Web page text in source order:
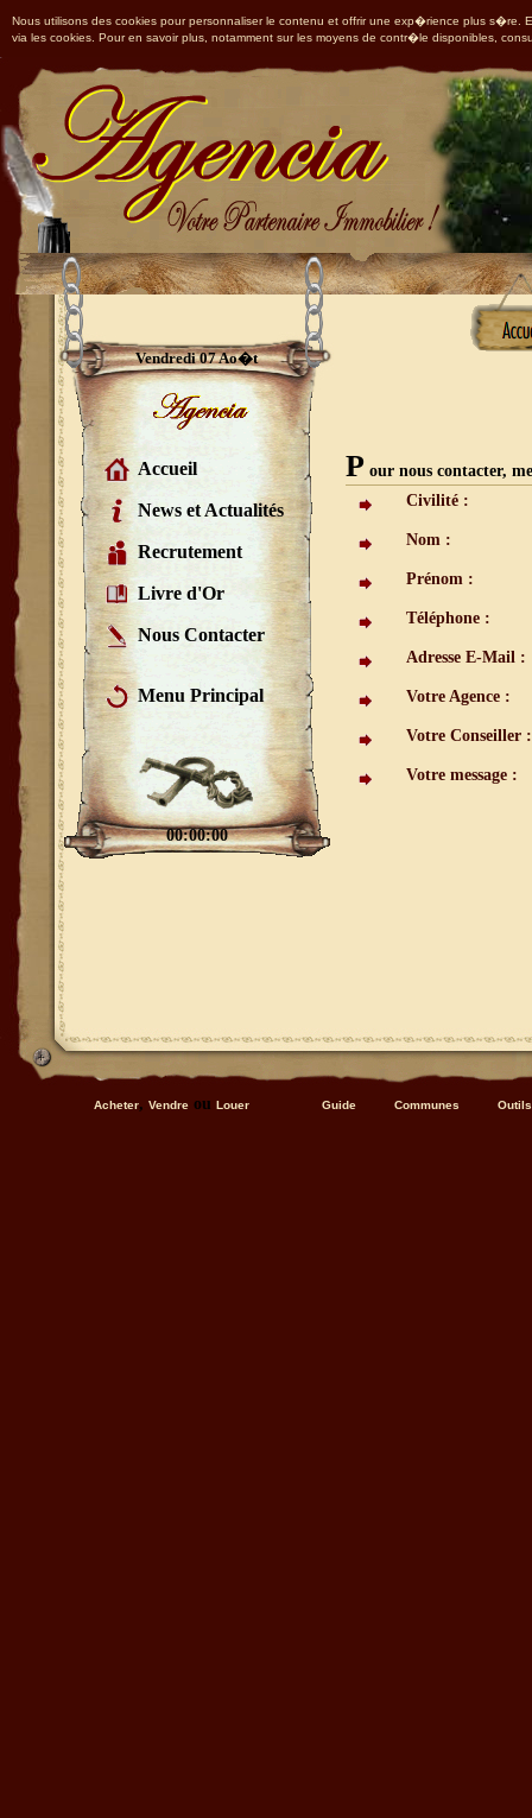
Nous utilisons des cookies pour personnaliser le contenu et offrir une exp�rience plus
via les cookies. Pour en savoir plus, notamment sur les moyens de contr�le disponibles,
Vendredi 07 Ao�t
Accueil
News et Actualités
Recrutement
Livre d'Or
Nous Contacter
Menu Principal
00:00:00
P our nous contacter,
Civilité :
Nom :
Prénom :
Téléphone :
Adresse E-Mail :
Votre Agence :
Votre Conseiller :
Votre message :
Acheter,Vendre ouLouer Guide Communes Outils